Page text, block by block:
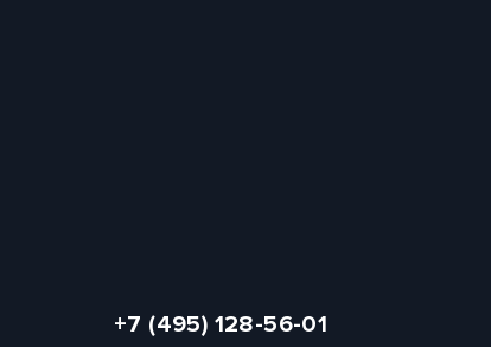
+7 (495) 128-56-01